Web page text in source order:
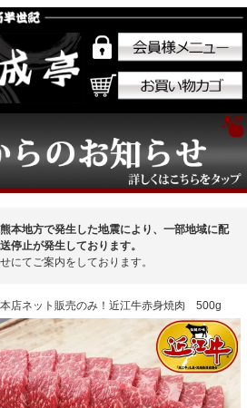
本地方で発生した地震により、一部地域に配
停止が発生しております。
にてご案内をしております。
本店ネット販売のみ！近江牛赤身焼肉 500g